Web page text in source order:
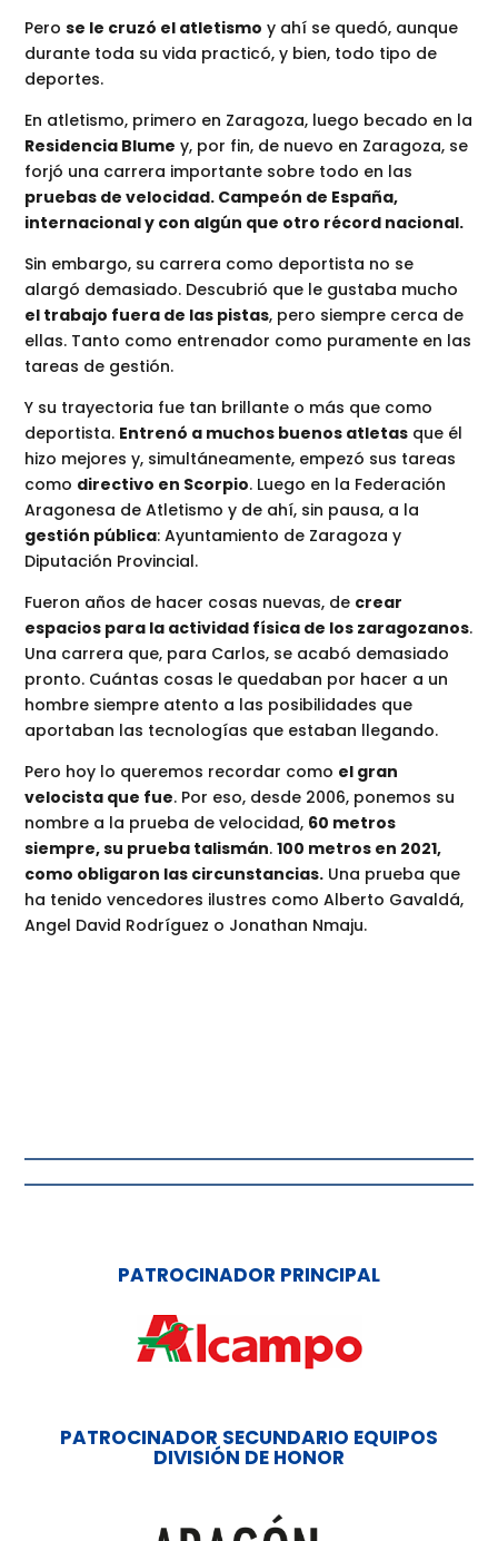
Perose le cruzó el atletismo y ahí se quedó, aunque
durante toda su vida practicó, y bien, todo tipo de
deportes.
En atletismo, primero en Zaragoza, luego becado en la
Residencia Blume y, por fin, de nuevo en Zaragoza, se
forjó una carrera importante sobre todo en las
pruebas de velocidad. Campeón de España,
internacional y con algún que otro récord nacional.
Sin embargo, su carrera como deportista no se
alargó demasiado. Descubrió que le gustaba mucho
el trabajo fuera de las pistas, pero siempre cerca de
ellas. Tanto como entrenador como puramente en las
tareas de gestión.
Y su trayectoria fue tan brillante o más que como
deportista. Entrenó a muchos buenos atletas que él
hizo mejores y, simultáneamente, empezó sus tareas
como directivo en Scorpio. Luego en la Federación
Aragonesa de Atletismo y de ahí, sin pausa, a la
gestión pública: Ayuntamiento de Zaragoza y
Diputación Provincial.
Fueron años de hacer cosas nuevas, de crear
espacios para la actividad física de los zaragozanos.
Una carrera que, para Carlos, se acabó demasiado
pronto. Cuántas cosas le quedaban por hacer a un
hombre siempre atento a las posibilidades que
aportaban las tecnologías que estaban llegando.
Pero hoy lo queremos recordar como el gran
velocista que fue. Por eso, desde 2006, ponemos su
nombre a la prueba de velocidad, 60 metros
siempre, su prueba talismán.100 metros en 2021,
como obligaron las circunstancias. Una prueba que
ha tenido vencedores ilustres como Alberto Gavaldá,
Angel David Rodríguez o Jonathan Nmaju.
PATROCINADOR PRINCIPAL
PATROCINADOR SECUNDARIO EQUIPOS
DIVISIÓN DE HONOR